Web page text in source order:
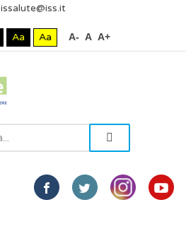
issalute@iss.it
Aa Aa A- A A+